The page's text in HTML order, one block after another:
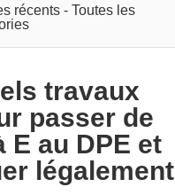
récents -Toutes les
travaux
passer de
E au DPE et
légalement